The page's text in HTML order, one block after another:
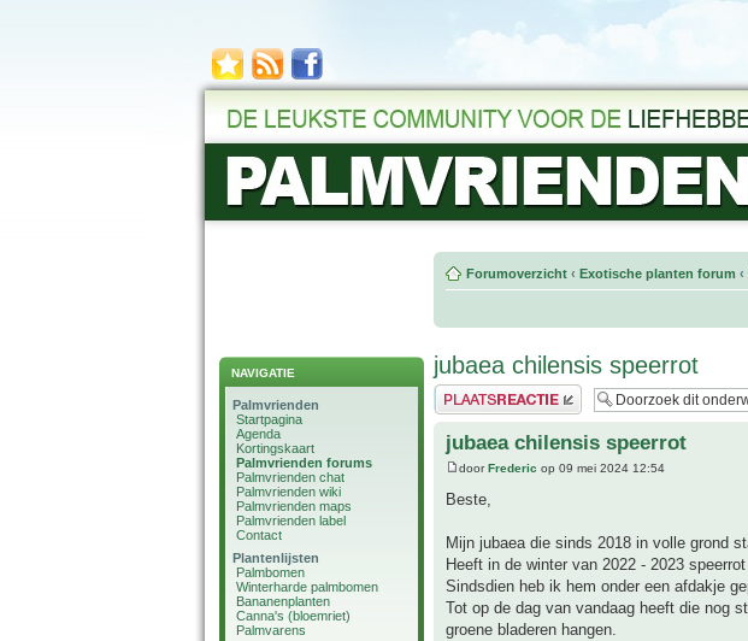
NAVIGATIE
Palmvrienden
Startpagina
Agenda
Kortingskaart
Palmvrienden forums
Palmvrienden chat
Palmvrienden wiki
Palmvrienden maps
Palmvrienden label
Contact
Plantenlijsten
Palmbomen
Winterharde palmbomen
Bananenplanten
Canna's (bloemriet)
Palmvarens
Forumoverzicht ‹ Exotische planten forum ‹
jubaea chilensis speerrot
Plaats een reactie
jubaea chilensis speerrot
doorFrederic op 09 mei 2024 12:54
Beste,
Mijn jubaea die sinds 2018 in volle grond
Heeft in de winter van 2022 - 2023
Sindsdien heb ik hem onder een afdakje
Tot op de dag van vandaag heeft die nog
groene bladeren hangen.